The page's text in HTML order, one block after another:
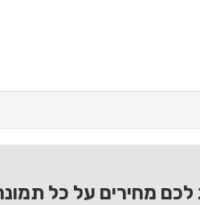
לכם מחירים על כל